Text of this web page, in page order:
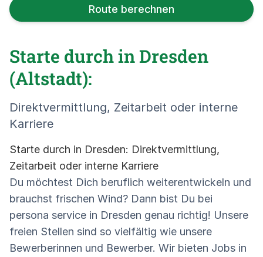
Route berechnen
Starte durch in Dresden
(Altstadt):
Direktvermittlung, Zeitarbeit oder interne
Karriere
Starte durch in Dresden: Direktvermittlung,
Zeitarbeit oder interne Karriere
Du möchtest Dich beruflich weiterentwickeln und
brauchst frischen Wind? Dann bist Du bei
persona service in Dresden genau richtig! Unsere
freien Stellen sind so vielfältig wie unsere
Bewerberinnen und Bewerber. Wir bieten Jobs in